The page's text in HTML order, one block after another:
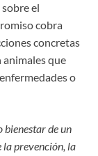
el
cobra
concretas
animales que
o
bienestar de un
la prevención, la